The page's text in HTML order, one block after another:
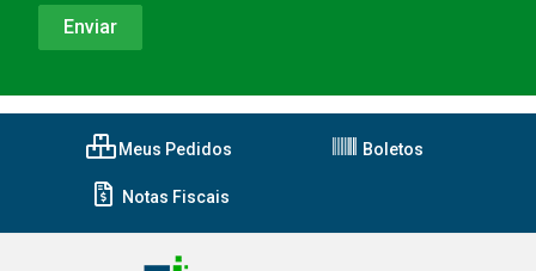
Meus Pedidos Boletos
Notas Fiscais